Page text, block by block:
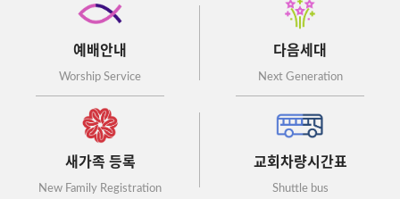
예배안내
Worship Service
다음세대
Next Generation
새가족 등록
New Family Registration
교회차량시간표
Shuttle bus